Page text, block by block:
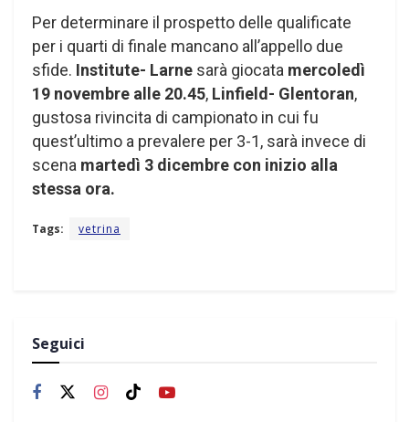
Per determinare il prospetto delle qualificate
per i quarti di finale mancano all’appello due
sfide. Institute- Larne sarà giocata mercoledì
19 novembre alle 20.45, Linfield- Glentoran,
gustosa rivincita di campionato in cui fu
quest’ultimo a prevalere per 3-1, sarà invece di
scena martedì 3 dicembre con inizio alla
stessa ora.
Tags: vetrina
Seguici